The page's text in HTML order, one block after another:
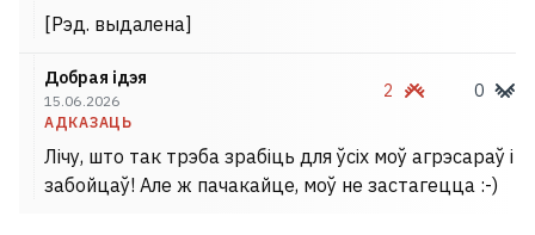
[Рэд. выдалена]
Добрая ідэя
15.06.2026
АДКАЗАЦЬ
2 0
Лічу, што так трэба зрабіць для ўсіх моў агрэсараў і
забойцаў! Але ж пачакайце, моў не застагецца :-)